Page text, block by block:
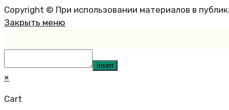
Copyright © При использовании материалов в
Закрыть меню
Insert
×
Cart